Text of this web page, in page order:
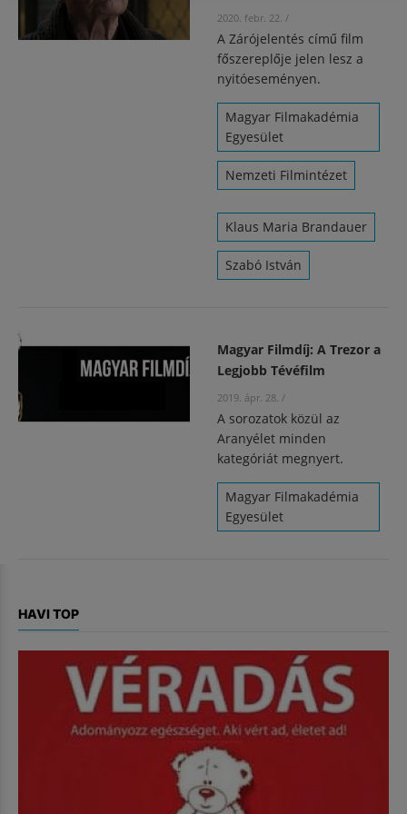
2020. febr. 22. /
A Zárójelentés című film
főszereplője jelen lesz a
nyitóeseményen.
Magyar Filmakadémia
Egyesület
Nemzeti Filmintézet
Klaus Maria Brandauer
Szabó István
Magyar Filmdíj: A Trezor a
Legjobb Tévéfilm
2019. ápr. 28. /
A sorozatok közül az
Aranyélet minden
kategóriát megnyert.
Magyar Filmakadémia
Egyesület
HAVI TOP